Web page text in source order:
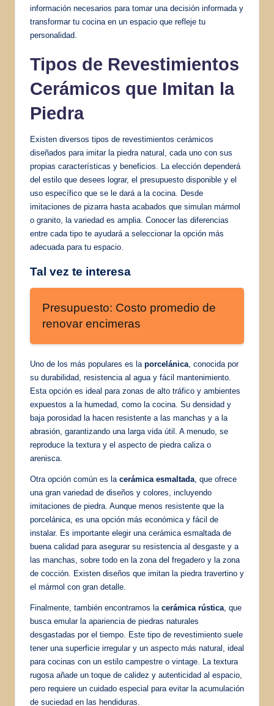
información necesarios para tomar una decisión informada y
transformar tu cocina en un espacio que refleje tu
personalidad.
Tipos de Revestimientos
Cerámicos que Imitan la
Piedra
Existen diversos tipos de revestimientos cerámicos
diseñados para imitar la piedra natural, cada uno con sus
propias características y beneficios. La elección dependerá
del estilo que desees lograr, el presupuesto disponible y el
uso específico que se le dará a la cocina. Desde
imitaciones de pizarra hasta acabados que simulan mármol
o granito, la variedad es amplia. Conocer las diferencias
entre cada tipo te ayudará a seleccionar la opción más
adecuada para tu espacio.
Tal vez te interesa
Presupuesto: Costo promedio de
renovar encimeras
Uno de los más populares es la porcelánica , conocida por
su durabilidad, resistencia al agua y fácil mantenimiento.
Esta opción es ideal para zonas de alto tráfico y ambientes
expuestos a la humedad, como la cocina. Su densidad y
baja porosidad la hacen resistente a las manchas y a la
abrasión, garantizando una larga vida útil. A menudo, se
reproduce la textura y el aspecto de piedra caliza o
arenisca.
Otra opción común es la cerámica esmaltada , que ofrece
una gran variedad de diseños y colores, incluyendo
imitaciones de piedra. Aunque menos resistente que la
porcelánica, es una opción más económica y fácil de
instalar. Es importante elegir una cerámica esmaltada de
buena calidad para asegurar su resistencia al desgaste y a
las manchas, sobre todo en la zona del fregadero y la zona
de cocción. Existen diseños que imitan la piedra travertino y
el mármol con gran detalle.
Finalmente, también encontramos la cerámica rústica , que
busca emular la apariencia de piedras naturales
desgastadas por el tiempo. Este tipo de revestimiento suele
tener una superficie irregular y un aspecto más natural, ideal
para cocinas con un estilo campestre o vintage. La textura
rugosa añade un toque de calidez y autenticidad al espacio,
pero requiere un cuidado especial para evitar la acumulación
de suciedad en las hendiduras.